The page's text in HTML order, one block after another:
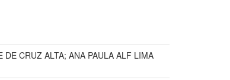
CRUZ ALTA; ANA PAULA ALF LIMA